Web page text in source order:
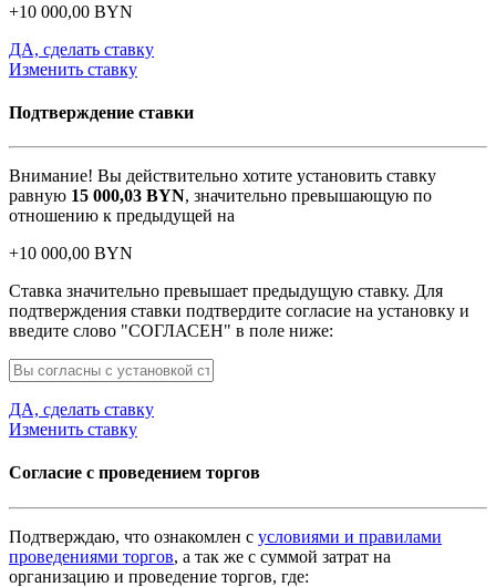
+10 000,00 BYN
ДА, сделать ставку
Изменить ставку
Подтверждение ставки
Внимание! Вы действительно хотите установить ставку
равную 15 000,03 BYN, значительно превышающую по
отношению к предыдущей на
+10 000,00 BYN
Ставка значительно превышает предыдущую ставку. Для
подтверждения ставки подтвердите согласие на установку и
введите слово "СОГЛАСЕН" в поле ниже:
ДА, сделать ставку
Изменить ставку
Согласие с проведением торгов
Подтверждаю, что ознакомлен с условиями и правилами
проведениями торгов, а так же с суммой затрат на
организацию и проведение торгов, где: